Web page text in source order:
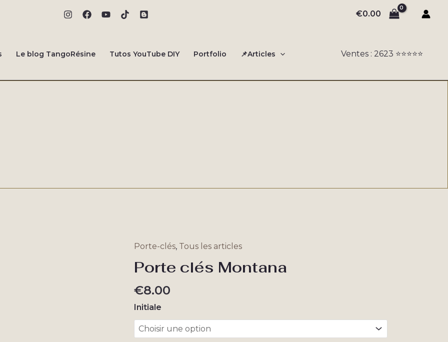
€0.00
Le blog TangoRésine Tutos YouTube DIY Portfolio 📌Articles Ventes : 2623 ⭐️⭐️⭐️⭐️⭐️
Porte-clés, Tous les articles
Porte clés Montana
€8.00
Initiale